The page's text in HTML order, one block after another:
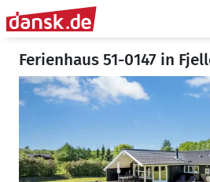
Ferienhaus 51-0147 in